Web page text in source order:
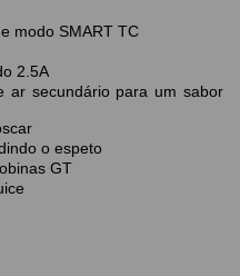
modo SMART TC
2.5A
ar secundário para um sabor
o espeto
GT